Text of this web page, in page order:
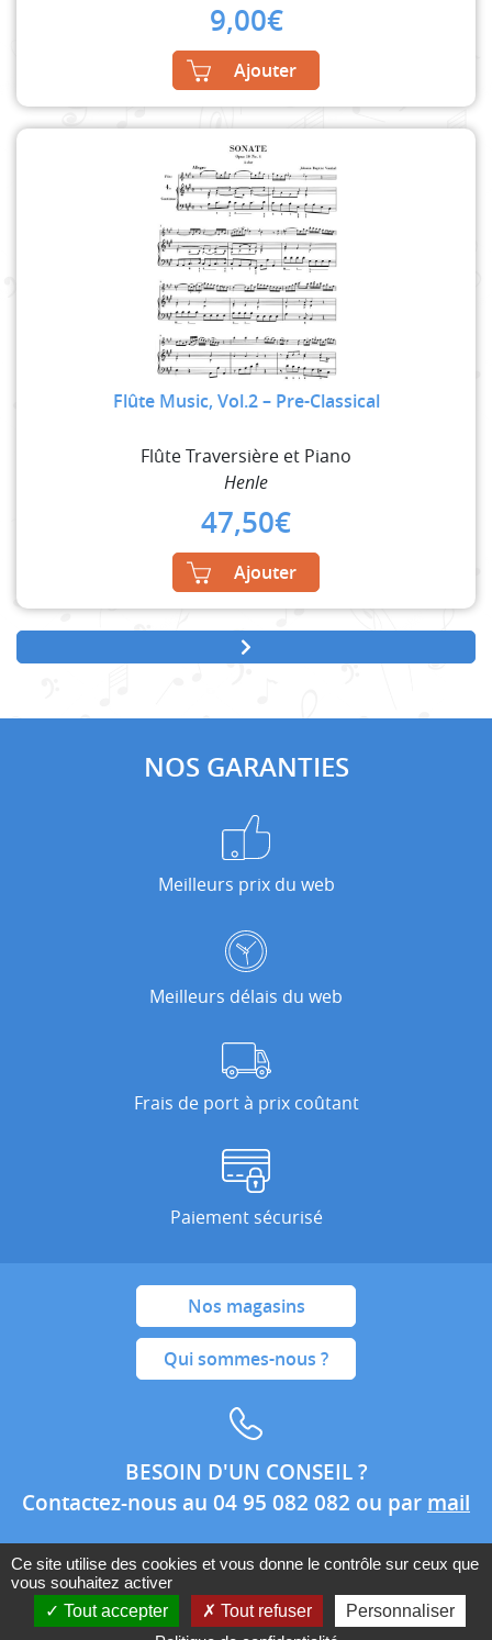
9,00€
Ajouter
Flûte Music, Vol.2 – Pre-Classical
Flûte Traversière et Piano
Henle
47,50€
Ajouter
NOS GARANTIES
Meilleurs prix du web
Meilleurs délais du web
Frais de port à prix coûtant
Paiement sécurisé
Nos magasins
Qui sommes-nous ?
BESOIN D'UN CONSEIL ?
Contactez-nous au 04 95 082 082 ou par mail
Conditions générales de ventes
Mentions légales
Politique de confidentialité
Ce site utilise des cookies et vous donne le contrôle sur ceux que
vous souhaitez activer
Tout accepter
Tout refuser
Personnaliser